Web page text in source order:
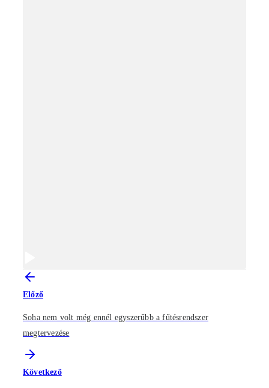
Előző
Soha nem volt még ennél egyszerűbb a fűtésrendszer
megtervezése
Következő